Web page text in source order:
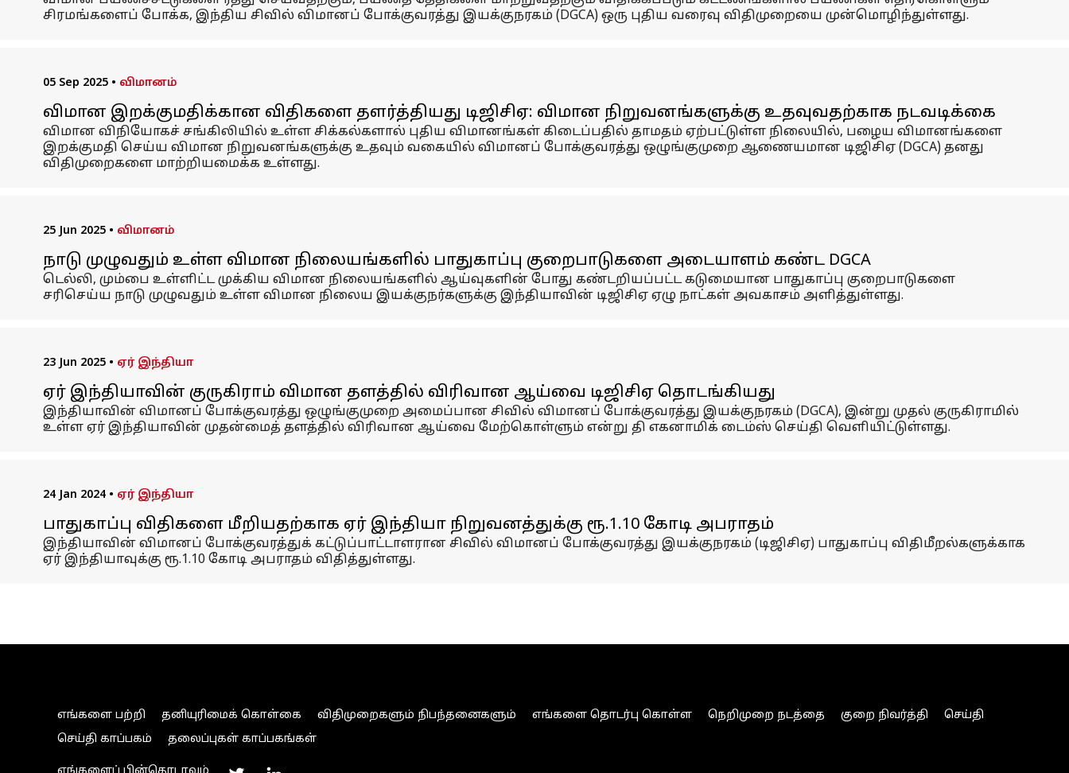
சிரமங்களைப் போக்க, இந்திய சிவில் விமானப் போக்குவரத்து இயக்குநரகம் (DGCA) ஒரு புதிய வரைவு விதிமுறையை முன்மொழிந்துள்ளது.
05 Sep 2025 • விமானம்
விமான இறக்குமதிக்கான விதிகளை தளர்த்தியது டிஜிசிஏ: விமான நிறுவனங்களுக்கு உதவுவதற்காக நடவடிக்கை
விமான விநியோகச் சங்கிலியில் உள்ள சிக்கல்களால் புதிய விமானங்கள் கிடைப்பதில் தாமதம் ஏற்பட்டுள்ள நிலையில், பழைய விமானங்களை
இறக்குமதி செய்ய விமான நிறுவனங்களுக்கு உதவும் வகையில் விமானப் போக்குவரத்து ஒழுங்குமுறை ஆணையமான டிஜிசிஏ (DGCA) தனது
விதிமுறைகளை மாற்றியமைக்க உள்ளது.
25 Jun 2025 • விமானம்
நாடு முழுவதும் உள்ள விமான நிலையங்களில் பாதுகாப்பு குறைபாடுகளை அடையாளம் கண்ட DGCA
டெல்லி, மும்பை உள்ளிட்ட முக்கிய விமான நிலையங்களில் ஆய்வுகளின் போது கண்டறியப்பட்ட கடுமையான பாதுகாப்பு குறைபாடுகளை
சரிசெய்ய நாடு முழுவதும் உள்ள விமான நிலைய இயக்குநர்களுக்கு இந்தியாவின் டிஜிசிஏ ஏழு நாட்கள் அவகாசம் அளித்துள்ளது.
23 Jun 2025 • ஏர் இந்தியா
ஏர் இந்தியாவின் குருகிராம் விமான தளத்தில் விரிவான ஆய்வை டிஜிசிஏ தொடங்கியது
இந்தியாவின் விமானப் போக்குவரத்து ஒழுங்குமுறை அமைப்பான சிவில் விமானப் போக்குவரத்து இயக்குநரகம் (DGCA), இன்று முதல் குருகிராமில்
உள்ள ஏர் இந்தியாவின் முதன்மைத் தளத்தில் விரிவான ஆய்வை மேற்கொள்ளும் என்று தி எகனாமிக் டைம்ஸ் செய்தி வெளியிட்டுள்ளது.
24 Jan 2024 • ஏர் இந்தியா
பாதுகாப்பு விதிகளை மீறியதற்காக ஏர் இந்தியா நிறுவனத்துக்கு ரூ.1.10 கோடி அபராதம்
இந்தியாவின் விமானப் போக்குவரத்துக் கட்டுப்பாட்டாளரான சிவில் விமானப் போக்குவரத்து இயக்குநரகம் (டிஜிசிஏ) பாதுகாப்பு விதிமீறல்களுக்காக
ஏர் இந்தியாவுக்கு ரூ.1.10 கோடி அபராதம் விதித்துள்ளது.
எங்களை பற்றி தனியுரிமைக் கொள்கை விதிமுறைகளும் நிபந்தனைகளும் எங்களை தொடர்பு கொள்ள நெறிமுறை நடத்தை குறை நிவர்த்தி
செய்தி
செய்தி காப்பகம்
தலைப்புகள் காப்பகங்கள்